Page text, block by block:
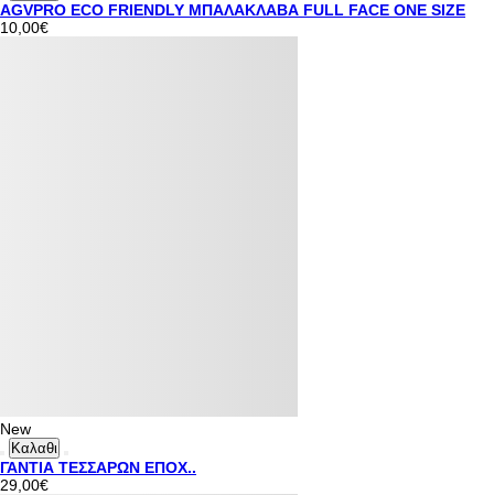
AGVPRO ECO FRIENDLY ΜΠΑΛΑΚΛΑΒΑ FULL FACE ONE SIZE
10,00€
New
Καλαθι
ΓΑΝΤΙΑ ΤΕΣΣΑΡΩΝ ΕΠΟΧ..
29,00€